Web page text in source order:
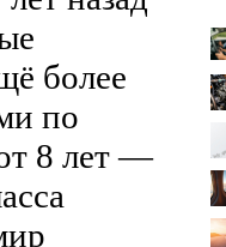
более
по
8 лет —